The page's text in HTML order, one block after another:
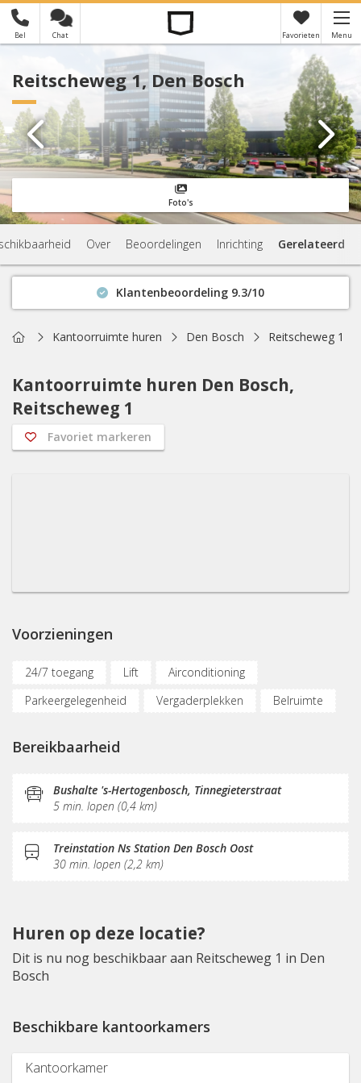
Bel Chat Favorieten Menu
Je hebt nog geen favorieten
Reitscheweg 1, Den Bosch
Foto's
Over Beoordelingen Inrichting Gerelateerd
Klantenbeoordeling 9.3/10
Actuele beschikbaarheid
HomeKantoorruimte huren Den Bosch Reitscheweg 1
Kantoorruimte huren Den Bosch,
Reitscheweg 1
Favoriet markeren
Voorzieningen
24/7 toegang Lift
Airconditioning
Parkeergelegenheid
Vergaderplekken
Belruimte
Restaurant
Koffie/thee
Pantry
Schoonmaak Receptie Fitnessruimte
Bereikbaarheid
Bushalte 's-Hertogenbosch, Tinnegieterstraat
5 min. lopen (0,4 km)
Treinstation Ns Station Den Bosch Oost
30 min. lopen (2,2 km)
Huren op deze locatie?
Dit is nu nog beschikbaar aan Reitscheweg 1 in Den
Bosch
Beschikbare kantoorkamers
Kantoorkamer